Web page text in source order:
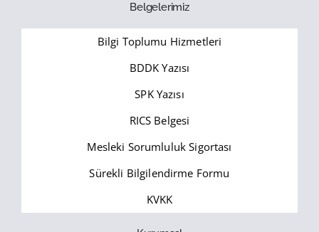
Belgelerimiz
Bilgi Toplumu Hizmetleri
BDDK Yazısı
SPK Yazısı
RICS Belgesi
Mesleki Sorumluluk Sigortası
Sürekli Bilgilendirme Formu
KVKK